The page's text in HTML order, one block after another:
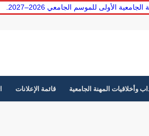
الجامعية الأولى للموسم الجامعي 2026–2027.
وأخلاقيات المهنة الجامعية قائمة الإعلانات